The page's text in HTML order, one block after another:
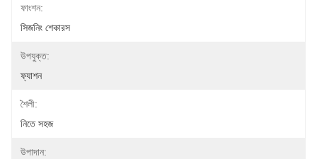
ফাংশন:
সিজনিং শেকারস
উপযুক্ত:
ফ্যাশন
শৈলী:
নিতে সহজ
উপাদান: